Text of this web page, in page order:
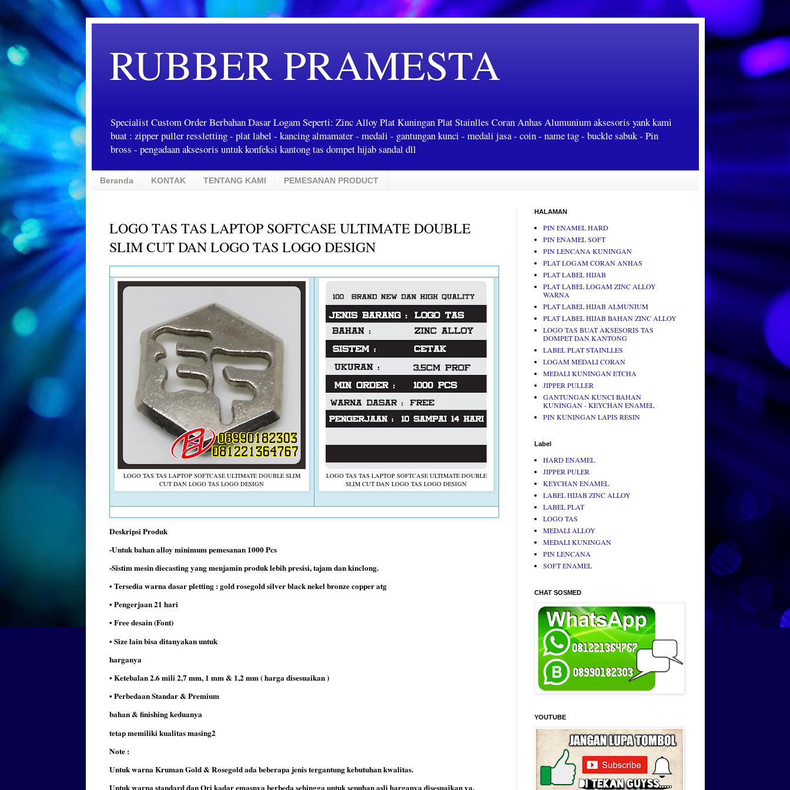
RUBBER PRAMESTA
Specialist Custom Order Berbahan Dasar Logam Seperti: Zinc Alloy Plat Kuningan Plat Stainlles Coran Anhas Alumunium aksesoris yank kami
buat : zipper puller ressletting - plat label - kancing almamater - medali - gantungan kunci - medali jasa - coin - name tag - buckle sabuk - Pin
bross - pengadaan aksesoris untuk konfeksi kantong tas dompet hijab sandal dll
Beranda KONTAK TENTANG KAMI PEMESANAN PRODUCT
LOGO TAS TAS LAPTOP SOFTCASE ULTIMATE DOUBLE
SLIM CUT DAN LOGO TAS LOGO DESIGN
LOGO TAS TAS LAPTOP SOFTCASE ULTIMATE DOUBLE SLIM
CUT DAN LOGO TAS LOGO DESIGN
LOGO TAS TAS LAPTOP SOFTCASE ULTIMATE DOUBLE
SLIM CUT DAN LOGO TAS LOGO DESIGN
Deskripsi Produk
-Untuk bahan alloy minimum pemesanan 1000 Pcs
-Sistim mesin diecasting yang menjamin produk lebih presisi, tajam dan kinclong.
• Tersedia warna dasar pletting : gold rosegold silver black nekel bronze copper atg
• Pengerjaan 21 hari
• Free desain (Font)
• Size lain bisa ditanyakan untuk
harganya
• Ketebalan 2.6 mili 2,7 mm, 1 mm & 1,2 mm ( harga disesuaikan )
• Perbedaan Standar & Premium
bahan & finishing keduanya
tetap memiliki kualitas masing2
Note :
Untuk warna Kruman Gold & Rosegold ada beberapa jenis tergantung kebutuhan kwalitas.
HALAMAN
PIN ENAMEL HARD
PIN ENAMEL SOFT
PIN LENCANA KUNINGAN
PLAT LOGAM CORAN ANHAS
PLAT LABEL HIJAB
PLAT LABEL LOGAM ZINC ALLOY
WARNA
PLAT LABEL HIJAB ALMUNIUM
PLAT LABEL HIJAB BAHAN ZINC ALLOY
LOGO TAS BUAT AKSESORIS TAS
DOMPET DAN KANTONG
LABEL PLAT STAINLLES
LOGAM MEDALI CORAN
MEDALI KUNINGAN ETCHA
JIPPER PULLER
GANTUNGAN KUNCI BAHAN
KUNINGAN - KEYCHAN ENAMEL
PIN KUNINGAN LAPIS RESIN
Label
HARD ENAMEL
JIPPER PULER
KEYCHAN ENAMEL
LABEL HIJAB ZINC ALLOY
LABEL PLAT
LOGO TAS
MEDALI ALLOY
MEDALI KUNINGAN
PIN LENCANA
SOFT ENAMEL
CHAT SOSMED
YOUTUBE